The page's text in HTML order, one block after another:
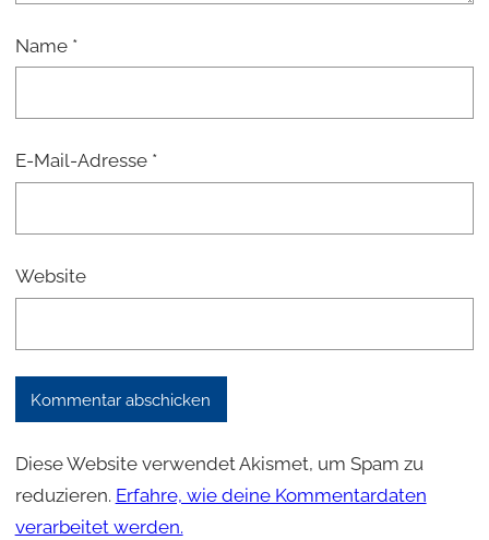
Name *
E-Mail-Adresse *
Website
Diese Website verwendet Akismet, um Spam zu
reduzieren. Erfahre, wie deine Kommentardaten
verarbeitet werden.